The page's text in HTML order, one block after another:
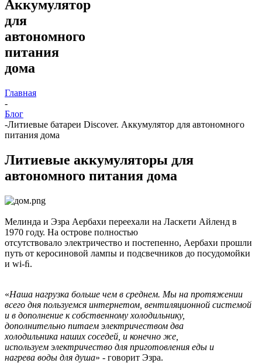
Аккумулятор
для
автономного
питания
дома
Главная
-
Блог
-Литиевые батареи Discover. Аккумулятор для автономного
питания дома
Литиевые аккумуляторы для
автономного питания дома
Мелинда и Эзра Аербахи переехали на Ласкети Айленд в
1970 году. На острове полностью
отсутствовало электричество и постепенно, Аербахи прошли
путь от керосиновой лампы и подсвечников до посудомойки
и wi-ﬁ.
«Наша нагрузка больше чем в среднем. Мы на протяжении
всего дня пользуемся интернетом, вентиляционной системой
и в дополнение к собственному холодильнику,
дополнительно питаем электричеством два
холодильника наших соседей, и конечно же,
используем электричество для приготовления еды и
нагрева воды для душа» - говорит Эзра.